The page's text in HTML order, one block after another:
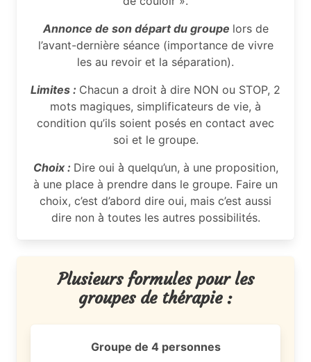
Annonce de son départ du groupe lors de
l’avant-dernière séance (importance de vivre
les au revoir et la séparation).
Limites : Chacun a droit à̀ dire NON ou STOP, 2
mots magiques, simplificateurs de vie, à
condition qu’ils soient posés en contact avec
soi et le groupe.
Choix : Dire oui à̀ quelqu’un, à une proposition,
à une place à prendre dans le groupe. Faire un
choix, c’est d’abord dire oui, mais c’est aussi
dire non à̀ toutes les autres possibilités.
Plusieurs formules pour les
groupes de thérapie :
Groupe de 4 personnes